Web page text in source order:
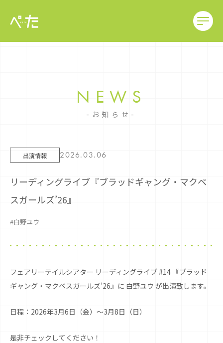
NEWS
お知らせ
出演情報 2026.03.06
リーディングライブ『ブラッドギャング・マクベ
スガールズ’26』
#白野ユウ
フェアリーテイルシアター リーディングライブ #14 『ブラッド
ギャング・マクベスガールズ’26』に 白野ユウ が出演致します。
日程：2026年3月6日（金）〜3月8日（日）
是非チェックしてください！